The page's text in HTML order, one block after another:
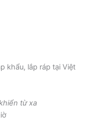
khẩu, lắp ráp tại Việt
từ xa